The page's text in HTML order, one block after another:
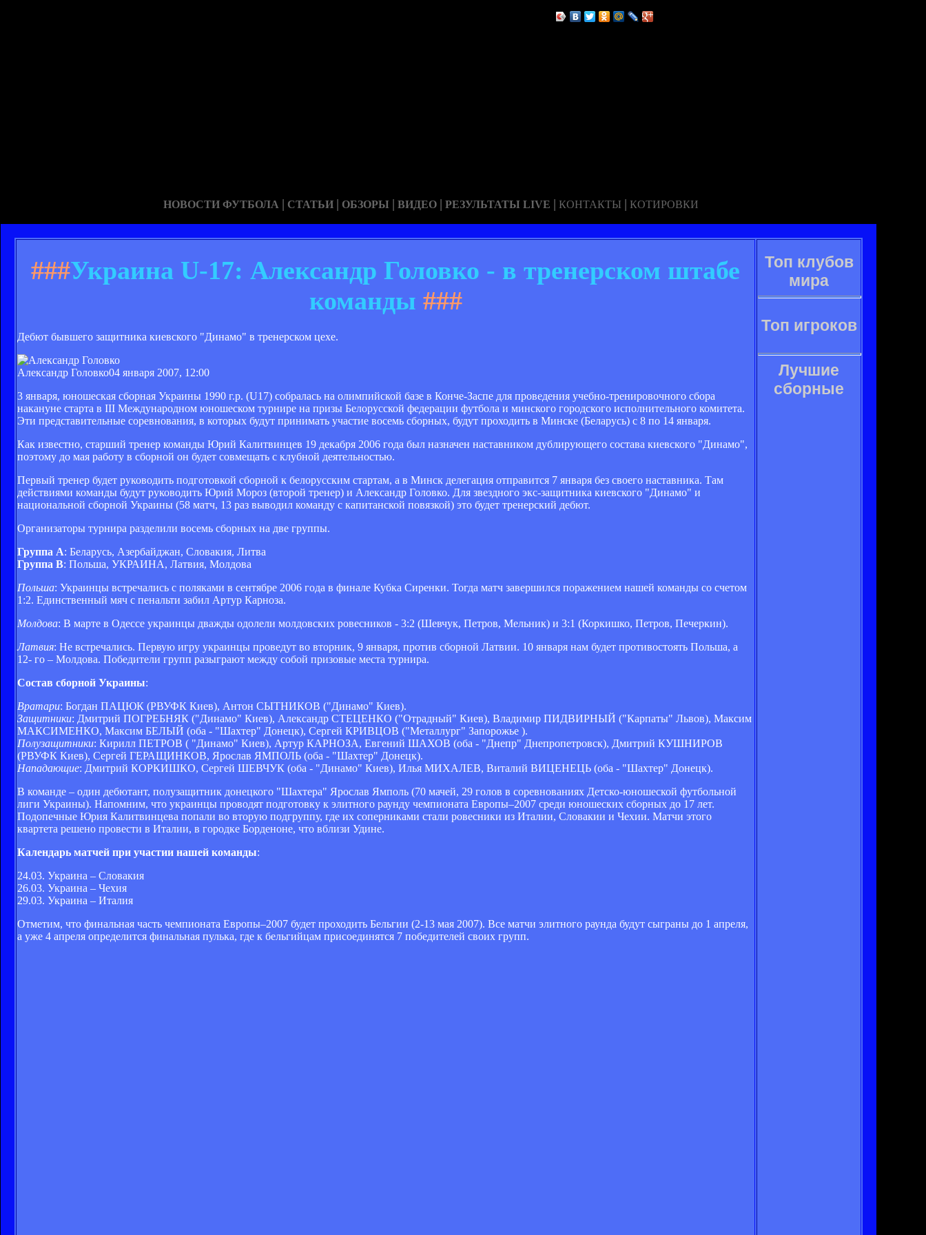
НОВОСТИ ФУТБОЛА | СТАТЬИ | ОБЗОРЫ | ВИДЕО | РЕЗУЛЬТАТЫ LIVE | КОНТАКТЫ | КОТИРОВКИ
###Украина U-17: Александр Головко - в тренерском штабе
команды ###
Дебют бывшего защитника киевского "Динамо" в тренерском цехе.
Александр Головко04 января 2007, 12:00
3 января, юношеская сборная Украины 1990 г.р. (U17) собралась на олимпийской базе в Конче-Заспе для проведения учебно-тренировочного сбора
накануне старта в ІІІ Международном юношеском турнире на призы Белорусской федерации футбола и минского городского исполнительного комитета.
Эти представительные соревнования, в которых будут принимать участие восемь сборных, будут проходить в Минске (Беларусь) с 8 по 14 января.
Как известно, старший тренер команды Юрий Калитвинцев 19 декабря 2006 года был назначен наставником дублирующего состава киевского "Динамо",
поэтому до мая работу в сборной он будет совмещать с клубной деятельностью.
Первый тренер будет руководить подготовкой сборной к белорусским стартам, а в Минск делегация отправится 7 января без своего наставника. Там
действиями команды будут руководить Юрий Мороз (второй тренер) и Александр Головко. Для звездного экс-защитника киевского "Динамо" и
национальной сборной Украины (58 матч, 13 раз выводил команду с капитанской повязкой) это будет тренерский дебют.
Организаторы турнира разделили восемь сборных на две группы.
Группа А: Беларусь, Азербайджан, Словакия, Литва
Группа В: Польша, УКРАИНА, Латвия, Молдова
Польша: Украинцы встречались с поляками в сентябре 2006 года в финале Кубка Сиренки. Тогда матч завершился поражением нашей команды со счетом
1:2. Единственный мяч с пенальти забил Артур Карноза.
Молдова: В марте в Одессе украинцы дважды одолели молдовских ровесников - 3:2 (Шевчук, Петров, Мельник) и 3:1 (Коркишко, Петров, Печеркин).
Латвия: Не встречались. Первую игру украинцы проведут во вторник, 9 января, против сборной Латвии. 10 января нам будет противостоять Польша, а
12- го – Молдова. Победители групп разыграют между собой призовые места турнира.
Состав сборной Украины:
Вратари: Богдан ПАЦЮК (РВУФК Киев), Антон СЫТНИКОВ ("Динамо" Киев).
Защитники: Дмитрий ПОГРЕБНЯК ("Динамо" Киев), Александр СТЕЦЕНКО ("Отрадный" Киев), Владимир ПИДВИРНЫЙ ("Карпаты" Львов), Максим
МАКСИМЕНКО, Максим БЕЛЫЙ (оба - "Шахтер" Донецк), Сергей КРИВЦОВ ("Металлург" Запорожье ).
Полузащитники: Кирилл ПЕТРОВ ( "Динамо" Киев), Артур КАРНОЗА, Евгений ШАХОВ (оба - "Днепр" Днепропетровск), Дмитрий КУШНИРОВ
(РВУФК Киев), Сергей ГЕРАЩИНКОВ, Ярослав ЯМПОЛЬ (оба - "Шахтер" Донецк).
Нападающие: Дмитрий КОРКИШКО, Сергей ШЕВЧУК (оба - "Динамо" Киев), Илья МИХАЛЕВ, Виталий ВИЦЕНЕЦЬ (оба - "Шахтер" Донецк).
В команде – один дебютант, полузащитник донецкого "Шахтера" Ярослав Ямполь (70 мачей, 29 голов в соревнованиях Детско-юношеской футбольной
лиги Украины). Напомним, что украинцы проводят подготовку к элитного раунду чемпионата Европы–2007 среди юношеских сборных до 17 лет.
Подопечные Юрия Калитвинцева попали во вторую подгруппу, где их соперниками стали ровесники из Италии, Словакии и Чехии. Матчи этого
квартета решено провести в Италии, в городке Борденоне, что вблизи Удине.
Календарь матчей при участии нашей команды:
24.03. Украина – Словакия
26.03. Украина – Чехия
29.03. Украина – Италия
Отметим, что финальная часть чемпионата Европы–2007 будет проходить Бельгии (2-13 мая 2007). Все матчи элитного раунда будут сыграны до 1 апреля,
а уже 4 апреля определится финальная пулька, где к бельгийцам присоединятся 7 победителей своих групп.
Топ клубов
мира
Топ игроков
Лучшие
сборные